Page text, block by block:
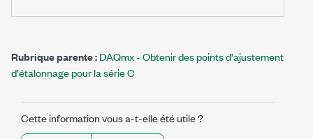
Rubrique parente :DAQmx - Obtenir des points d'ajustement
d'étalonnage pour la série C
Cette information vous a-t-elle été utile ?